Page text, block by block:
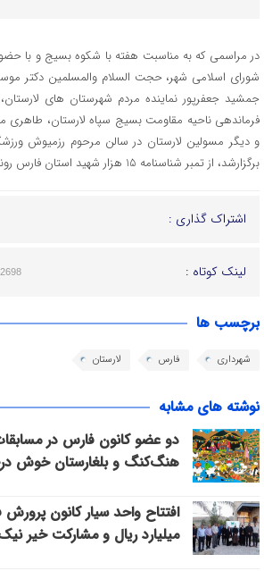
در مراسمی که به مناسبت هفته با شکوه بسیج و با
شورای اسلامی شهر، حجت السلام والمسلمین دکتر
جمشید جعفرپور نماینده مردم شهرستان های
فرماندهی ناحیه مقاومت بسیج سپاه لارستان، طاهری
و دیگر مسولین لارستان در سالن مرحوم رزمیوش
برگزارشد، از تمبر شناسنامه 15 هزار شهید استان فارس رونمایی شد.
اشتراک گذاری :
لینک کوتاه :
برچسب ها
شهرداری فارس لارستان
نوشته های مشابه
دو عضو کانون فارس در
هنگ‌کنگ و بلغارستان خوش
میلیارد ریال و مشارکت خیر